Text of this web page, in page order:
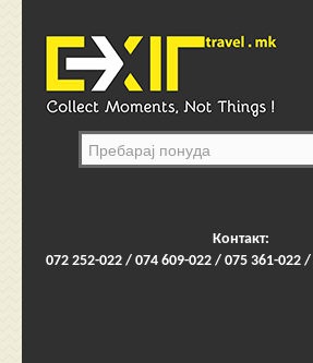
Контакт:
072 252-022 / 074 609-022 / 075 361-022 /